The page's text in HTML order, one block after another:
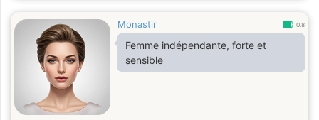
Monastir 0.8
Femme indépendante, forte et
sensible